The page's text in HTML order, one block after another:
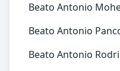
Beato Antonio
Beato Antonio
Beato Antonio